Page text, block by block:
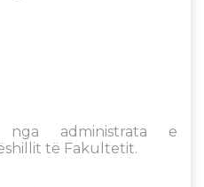
nga administrata e
të Fakultetit.